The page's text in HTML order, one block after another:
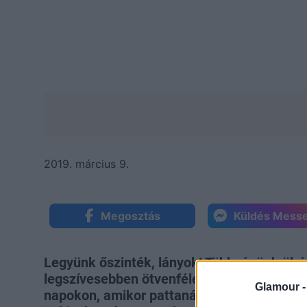
Glamour -
2019. március 9.
Megosztás Küldés
Legyünk őszinték, lányok! Többségünk
legszívesebben ötvenféle pakolást
napokon, amikor pattanások, gyulladások